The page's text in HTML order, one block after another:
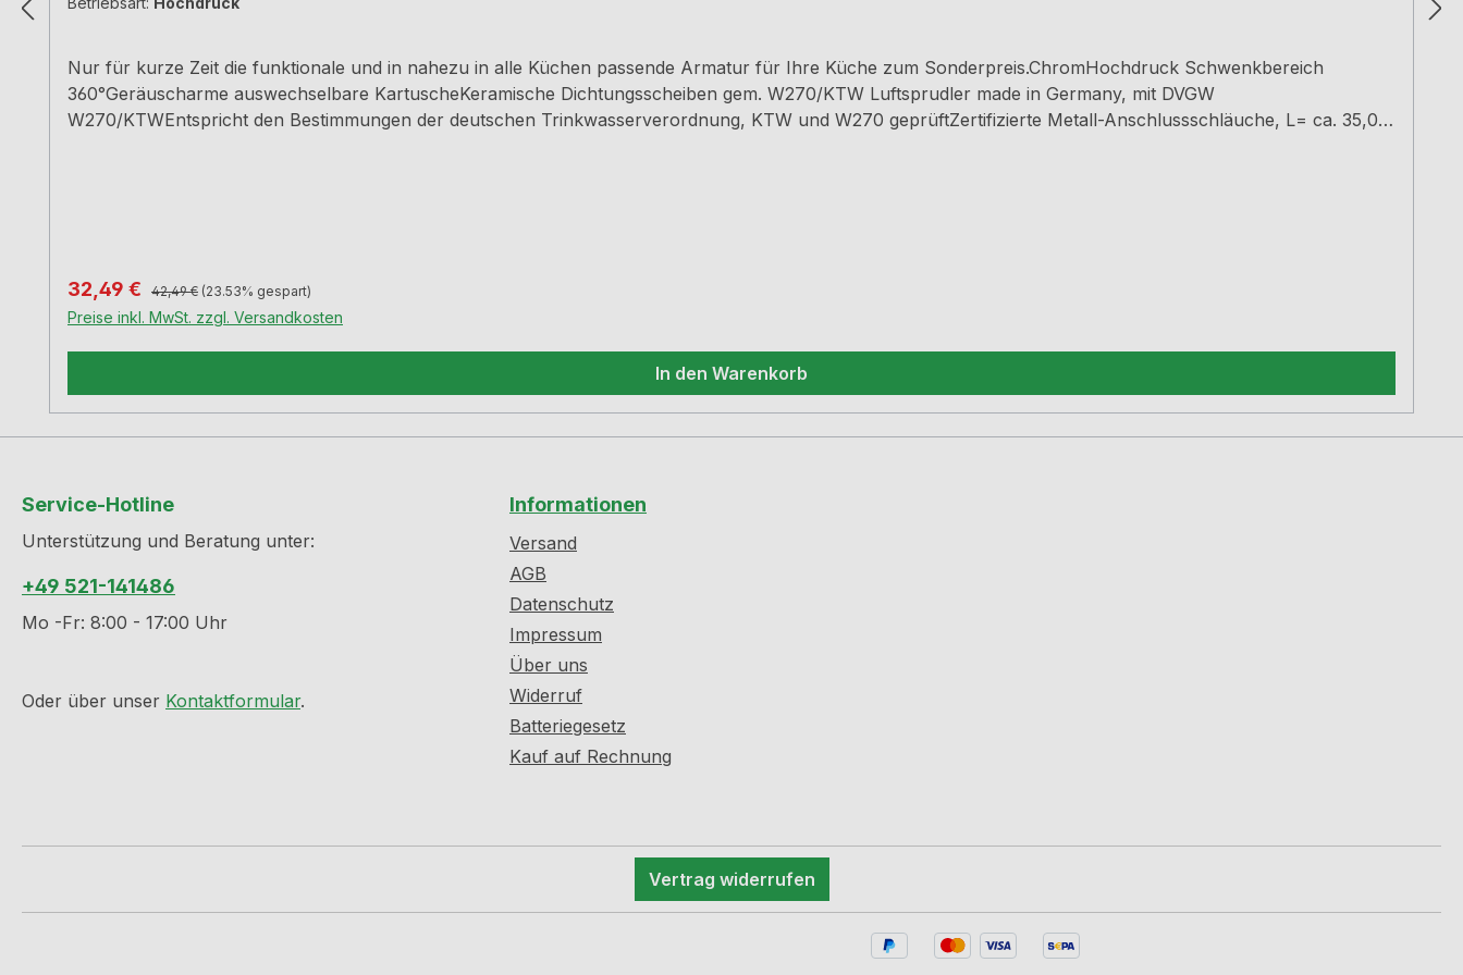
Nur für kurze Zeit die funktionale und in nahezu in alle Küchen passende Armatur für Ihre Küche zum Sonderpreis.ChromHochdruck Schwenkbereich
360°Geräuscharme auswechselbare KartuscheKeramische Dichtungsscheiben gem. W270/KTW Luftsprudler made in Germany, mit DVGW
W270/KTWEntspricht den Bestimmungen der deutschen Trinkwasserverordnung, KTW und W270 geprüftZertifizierte Metall-Anschlussschläuche, L= ca. 35,0
Verkaufspreis:
32,49 € Regulärer Preis:
42,49 € (23.53% gespart)
Preise inkl. MwSt. zzgl. Versandkosten
In den Warenkorb
Service-Hotline
Unterstützung und Beratung unter:
+49 521-141486
Mo -Fr: 8:00 - 17:00 Uhr
Oder über unser Kontaktformular.
Informationen
Versand
AGB
Datenschutz
Impressum
Über uns
Widerruf
Batteriegesetz
Kauf auf Rechnung
Vertrag widerrufen